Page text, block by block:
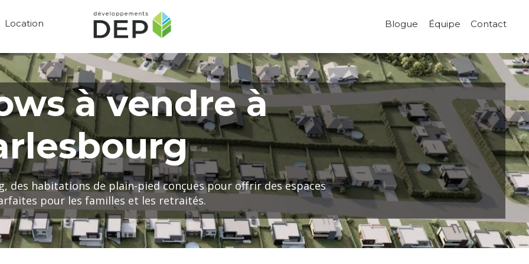
Location Blogue Équipe Contact
à vendre à
des habitations de plain-pied conçues pour offrir des espaces
pour les familles et les retraités.